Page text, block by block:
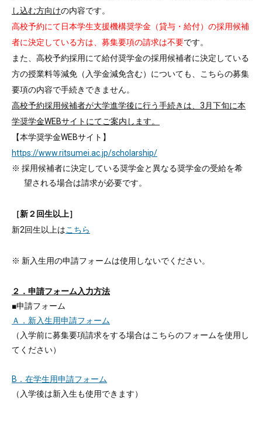
し込む方向けの内容です。
高校予約にて日本学生支援機構奨学金（貸与・給付）の採用候補
者に決定している方は、募集要項の請求は不要です。
また、高校予約採用にて給付奨学金の採用候補者に決定している
方の授業料等減免（入学金減免含む）についても、こちらの募集
要項の内容で手続きできません。
高校予約採用候補者が大学進学後に行う手続きは、3月下旬に本
学奨学金WEBサイトにてご案内します。
【本学奨学金WEBサイト】
https://www.ritsumei.ac.jp/scholarship/
※ 採用候補者に決定している奨学金と異なる奨学金の受給を希
望される場合は請求が必要です。
［新２回生以上］
新2回生以上はこちら
※ 新入生用の申請フォームは使用しないでください。
２．申請フォーム入力方法
■申請フォーム
Ａ．新入生用申請フォーム
（入学前に募集要項請求をする場合はこちらのフォームを使用し
てください）
B．在学生用申請フォーム
（入学後は新入生も使用できます）